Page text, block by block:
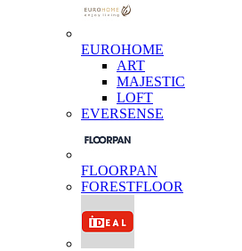
EUROHOME
ART
MAJESTIC
LOFT
EVERSENSE
FLOORPAN
FORESTFLOOR